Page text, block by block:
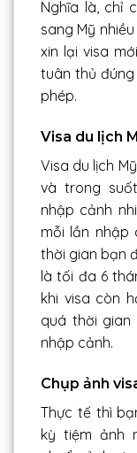
Nghĩa là, chỉ
sang Mỹ
xin lại visa
tuân thủ
phép.
Visa du lịch
Visa du lịch
và trong
nhập cảnh
mỗi lần nhập
thời gian bạn
là tối đa 6
khi visa còn
quá thời gian
nhập cảnh.
Chụp ảnh
Thực tế thì
kỳ tiệm ảnh